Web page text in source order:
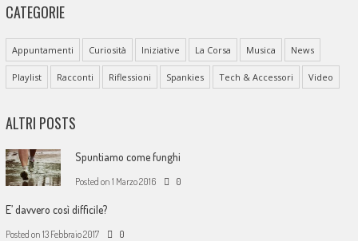
CATEGORIE
Appuntamenti Curiosità Iniziative La Corsa Musica News
Playlist Racconti Riflessioni Spankies Tech & Accessori Video
ALTRI POSTS
Spuntiamo come funghi
Posted on 1 Marzo 2016 0
E’ davvero così difficile?
Posted on 13 Febbraio 2017 0